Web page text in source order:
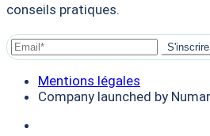
conseils pratiques.
S'inscrire
Mentions légales
Company launched by